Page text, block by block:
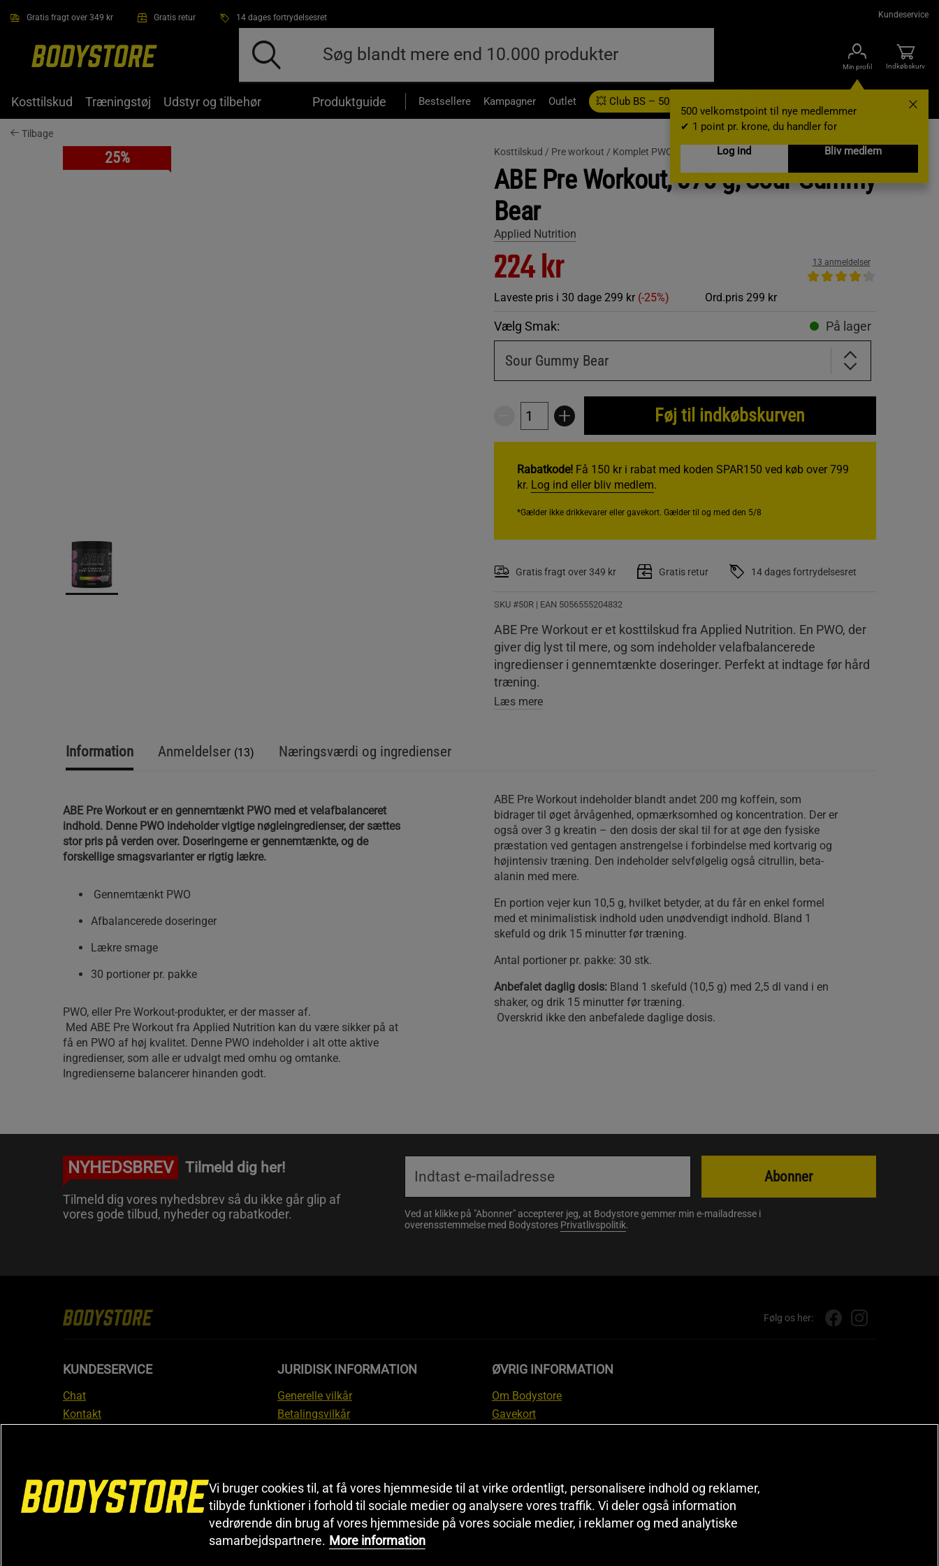
Gratis fragt over 349 kr Gratis retur 14 dages fortrydelsesret Kundeservice
Min profil
500 velkomstpoint til nye medlemmer
✔ 1 point pr. krone, du handler for
Log ind
Bliv medlem
Indkøbskurv
Kosttilskud Træningstøj Udstyr og tilbehør Produktguide Bestsellere Kampagner Outlet 💥 Club BS – 500 velkomstpoint Gavekort
Tilbage
25% Kosttilskud / Pre workout / Komplet PWO
ABE Pre Workout, 375 g, Sour Gummy
Bear
Applied Nutrition
224 kr
Laveste pris i 30 dage 299 kr (-25%) Ord.pris 299 kr
13 anmeldelser
Vælg Smak: På lager
Sour Gummy Bear
Føj til indkøbskurven
Rabatkode!Få 150 kr i rabat med koden SPAR150 ved køb over 799
kr. Log ind eller bliv medlem.
*Gælder ikke drikkevarer eller gavekort. Gælder til og med den 5/8
Gratis fragt over 349 kr Gratis retur 14 dages fortrydelsesret
SKU #50R | EAN 5056555204832
ABE Pre Workout er et kosttilskud fra Applied Nutrition. En PWO, der
giver dig lyst til mere, og som indeholder velafbalancerede
ingredienser i gennemtænkte doseringer. Perfekt at indtage før hård
træning.
Læs mere
Information Anmeldelser (13) Næringsværdi og ingredienser
ABE Pre Workout er en gennemtænkt PWO med et velafbalanceret
indhold. Denne PWO indeholder vigtige nøgleingredienser, der sættes
stor pris på verden over. Doseringerne er gennemtænkte, og de
forskellige smagsvarianter er rigtig lækre.
Gennemtænkt PWO
Afbalancerede doseringer
Lækre smage
30 portioner pr. pakke
PWO, eller Pre Workout-produkter, er der masser af.
Med ABE Pre Workout fra Applied Nutrition kan du være sikker på at
få en PWO af høj kvalitet. Denne PWO indeholder i alt otte aktive
ingredienser, som alle er udvalgt med omhu og omtanke.
Ingredienserne balancerer hinanden godt.
ABE Pre Workout indeholder blandt andet 200 mg koffein, som
bidrager til øget årvågenhed, opmærksomhed og koncentration. Der er
også over 3 g kreatin – den dosis der skal til for at øge den fysiske
præstation ved gentagen anstrengelse i forbindelse med kortvarig og
højintensiv træning. Den indeholder selvfølgelig også citrullin, beta-
alanin med mere.
En portion vejer kun 10,5 g, hvilket betyder, at du får en enkel formel
med et minimalistisk indhold uden unødvendigt indhold. Bland 1
skefuld og drik 15 minutter før træning.
Antal portioner pr. pakke: 30 stk.
Anbefalet daglig dosis:Bland 1 skefuld (10,5 g) med 2,5 dl vand i en
shaker, og drik 15 minutter før træning.
​ Overskrid ikke den anbefalede daglige dosis.
NYHEDSBREV Tilmeld dig her!
Tilmeld dig vores nyhedsbrev så du ikke går glip af
vores gode tilbud, nyheder og rabatkoder.
Ved at klikke på "Abonner" accepterer jeg, at Bodystore gemmer min e-mailadresse i
overensstemmelse med Bodystores Privatlivspolitik.
Abonner
Følg os her:
KUNDESERVICE
Chat
Kontakt
FAQ
JURIDISK INFORMATION
Generelle vilkår
Betalingsvilkår
Prisgaranti
Information om fortrydelsesret og
reklamationer
Cookieindstillinger
ØVRIG INFORMATION
Om Bodystore
Gavekort
Sitemap
Black Friday
Artikler & Øvelser
Vi bruger cookies til, at få vores hjemmeside til at virke ordentligt, personalisere indhold og reklamer,
tilbyde funktioner i forhold til sociale medier og analysere vores traffik. Vi deler også information
vedrørende din brug af vores hjemmeside på vores sociale medier, i reklamer og med analytiske
samarbejdspartnere. More information